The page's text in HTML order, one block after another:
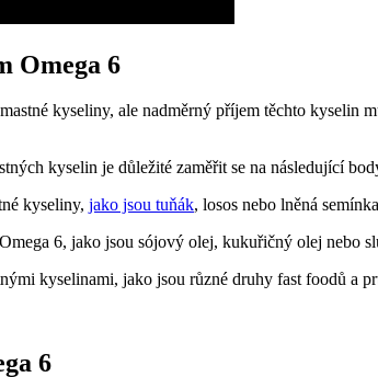
Omega 6
kyseliny, ale nadměrný příjem těchto
kyselin je důležité zaměřit se na následující
kyseliny, jako jsou tuňák, losos nebo lněná
6, jako jsou sójový olej, kukuřičný olej nebo
kyselinami, jako jsou různé druhy fast foodů a
6